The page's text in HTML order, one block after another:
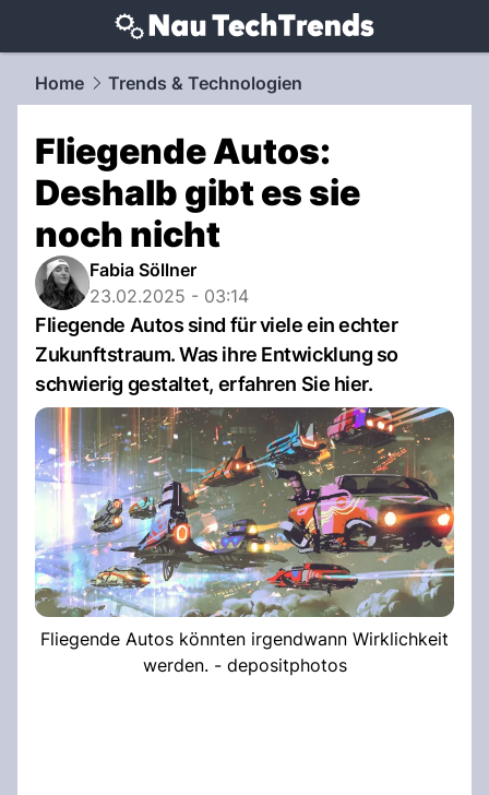
techtrends.NAU.ch
Home Trends & Technologien
Fliegende Autos:
Deshalb gibt es sie
noch nicht
Fabia Söllner
23.02.2025 - 03:14
Fliegende Autos sind für viele ein echter
Zukunftstraum. Was ihre Entwicklung so
schwierig gestaltet, erfahren Sie hier.
Fliegende Autos könnten irgendwann Wirklichkeit
werden. - depositphotos